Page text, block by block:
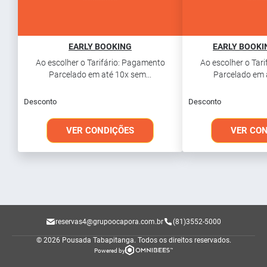
EARLY BOOKING
Ao escolher o Tarifário: Pagamento
Parcelado em até 10x sem...
Desconto
VER CONDIÇÕES
EARLY
Ao escolher o
Parcelado em
Desconto
VER
reservas4@grupoocapora.com.br (81)3552-5000
© 2026 Pousada Tabapitanga. Todos os direitos reservados.
Powered by